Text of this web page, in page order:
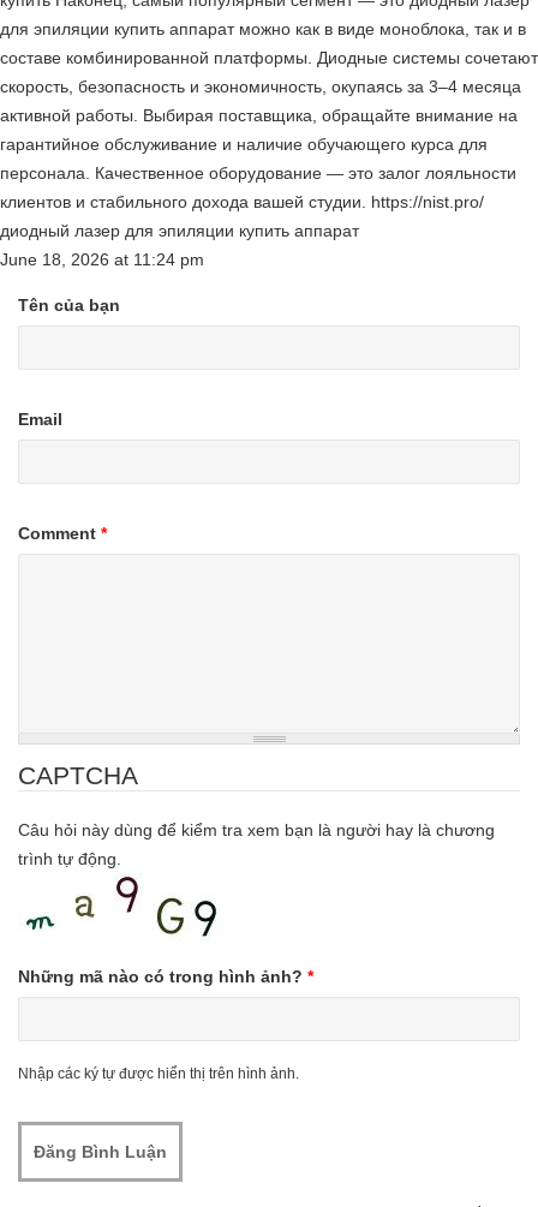
для эпиляции купить аппарат можно как в виде моноблока, так и в
составе комбинированной платформы. Диодные системы сочетают
скорость, безопасность и экономичность, окупаясь за 3–4 месяца
активной работы. Выбирая поставщика, обращайте внимание на
гарантийное обслуживание и наличие обучающего курса для
персонала. Качественное оборудование — это залог лояльности
клиентов и стабильного дохода вашей студии. https://nist.pro/
диодный лазер для эпиляции купить аппарат
June 18, 2026 at 11:24 pm
Tên của bạn
Email
Comment *
CAPTCHA
Câu hỏi này dùng để kiểm tra xem bạn là người hay là chương
trình tự động.
Những mã nào có trong hình ảnh? *
Nhập các ký tự được hiển thị trên hình ảnh.